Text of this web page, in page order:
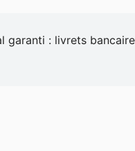
garanti : livrets